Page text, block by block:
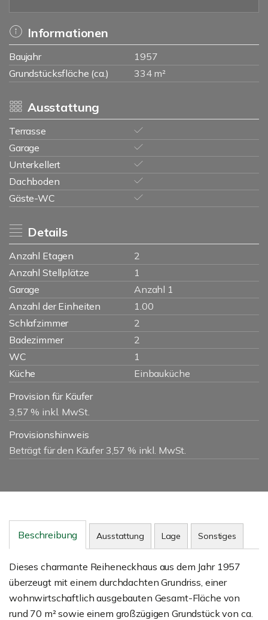
Informationen
Baujahr
1957
Grundstücksfläche (ca.)
334 m²
Ausstattung
Terrasse
Garage
Unterkellert
Dachboden
Gäste-WC
Details
Anzahl Etagen
2
Anzahl Stellplätze
1
Garage
Anzahl 1
Anzahl der Einheiten
1.00
Schlafzimmer
2
Badezimmer
2
WC
1
Küche
Einbauküche
Provision für Käufer
3,57 % inkl. MwSt.
Provisionshinweis
Beträgt für den Käufer 3,57 % inkl. MwSt.
Beschreibung Ausstattung Lage Sonstiges
Dieses charmante Reiheneckhaus aus dem Jahr 1957
überzeugt mit einem durchdachten Grundriss, einer
wohnwirtschaftlich ausgebauten Gesamt-Fläche von
rund 70 m² sowie einem großzügigen Grundstück von ca.